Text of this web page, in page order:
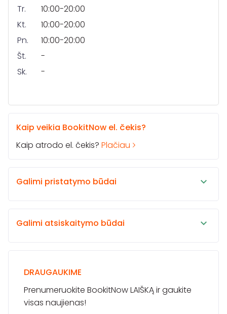
Tr.
10:00-20:00
Kt.
10:00-20:00
Pn.
10:00-20:00
Št.
-
Sk.
-
Kaip veikia BookitNow el. čekis?
Kaip atrodo el. čekis? Plačiau
Galimi pristatymo būdai
Galimi atsiskaitymo būdai
DRAUGAUKIME
Prenumeruokite BookitNow LAIŠKĄ ir gaukite
visas naujienas!